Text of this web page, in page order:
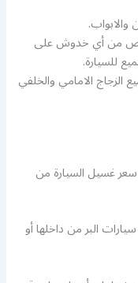
من أي خدوش على
للسيارة.
الزجاج الامامي والخلفي
غسيل السيارة من
البر من داخلها أو